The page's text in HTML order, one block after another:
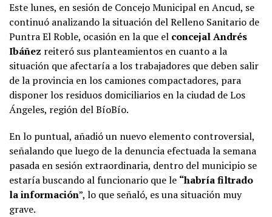
Este lunes, en sesión de Concejo Municipal en Ancud, se
continuó analizando la situación del Relleno Sanitario de
Puntra El Roble, ocasión en la que el concejal Andrés
Ibáñez reiteró sus planteamientos en cuanto a la
situación que afectaría a los trabajadores que deben salir
de la provincia en los camiones compactadores, para
disponer los residuos domiciliarios en la ciudad de Los
Ángeles, región del BíoBío.
En lo puntual, añadió un nuevo elemento controversial,
señalando que luego de la denuncia efectuada la semana
pasada en sesión extraordinaria, dentro del municipio se
estaría buscando al funcionario que le “habría filtrado
la información”, lo que señaló, es una situación muy
grave.